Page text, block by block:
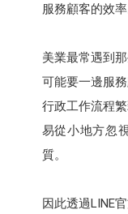
服務顧客的效率
美業最常遇到
可能要一邊服
行政工作流程
易從小地方忽
質。
因此透過LINE